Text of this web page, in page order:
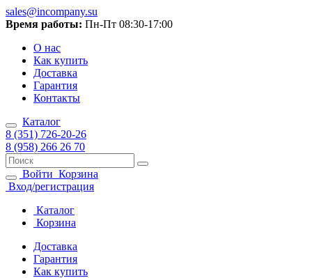
sales@incompany.su
Время работы: Пн-Пт 08:30-17:00
О нас
Как купить
Доставка
Гарантия
Контакты
Каталог
8 (351) 726-20-26
8 (958) 266 26 70
Войти Корзина
Вход/регистрация
Каталог
Корзина
Доставка
Гарантия
Как купить